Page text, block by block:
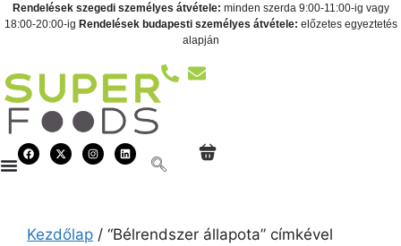
Rendelések szegedi személyes átvétele: minden szerda 9:00-11:00-ig vagy
18:00-20:00-ig Rendelések budapesti személyes átvétele: előzetes egyeztetés
alapján
Kezdőlap / “Bélrendszer állapota” címkével